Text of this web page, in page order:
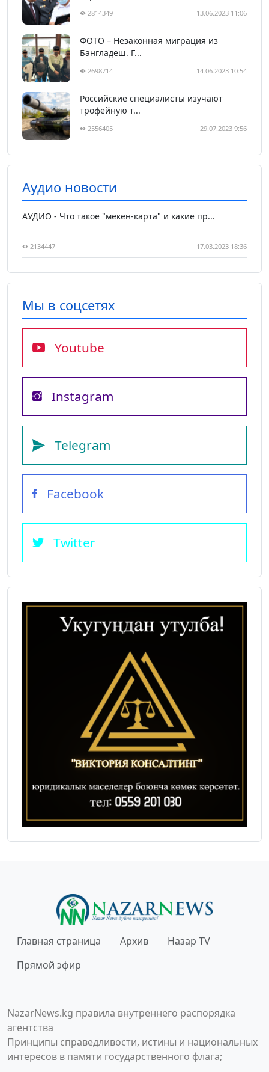
2814349 13.06.2023 11:06
ФОТО – Незаконная миграция из
Бангладеш. Г...
2698714 14.06.2023 10:54
Российские специалисты изучают
трофейную т...
2556405 29.07.2023 9:56
Аудио новости
АУДИО - Что такое "мекен-карта" и какие пр...
2134447 17.03.2023 18:36
Мы в соцсетях
Youtube
Instagram
Telegram
Facebook
Twitter
Главная страница Архив
Назар TV
Прямой эфир
NazarNews.kg правила внутреннего распорядка
агентства
Принципы справедливости, истины и национальных
интересов в памяти государственного флага;